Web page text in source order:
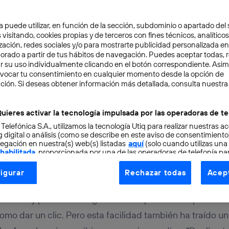
3 min
si un broker es
mesa
desde casa nunca ha sido tan tentador como en el
éxito y promesas de ganancias rápidas están por todas
dar un clic. Pero esta facilidad también ha traído
puede utilizar, en función de la sección, subdominio o apartado del
visitando, cookies propias y de terceros con fines técnicos,
redes sociales y/o para mostrarte publicidad personalizada
a partir de tus hábitos de navegación. Puedes aceptar todas,
su uso individualmente clicando en el botón correspondiente.
tu consentimiento en cualquier momento desde la opción de
Si deseas obtener información más detallada, consulta nuestra
activar la tecnología impulsada por las operadoras de
S.A., utilizamos la tecnología Utiq para realizar nuestras
digital o análisis (como se describe en este aviso de
en nuestra(s) web(s) listadas aquí(solo cuando utilizas una
, proporcionada por una de las operadoras de telefonía
consentimiento en cada página web).
Utiq está diseñada con la privacidad como prioridad
tu dirección IP y otra información de la cuenta de cliente de
la conexión que utilizas (p. ej., número de teléfono móvil).
Rechazar todas